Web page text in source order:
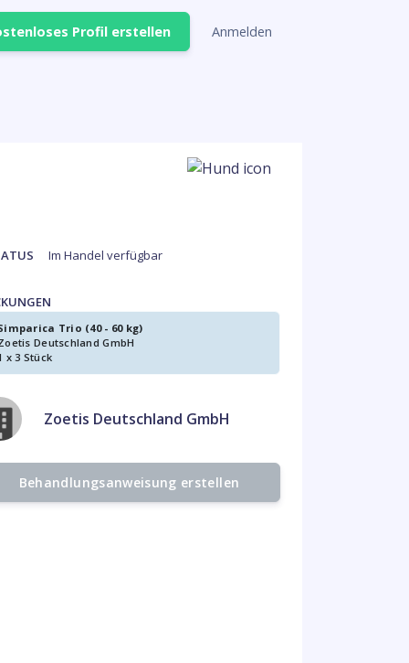
Profil erstellen Anmelden
Im Handel verfügbar
Trio (40 - 60 kg)
Deutschland GmbH
x 3 Stück
Zoetis Deutschland GmbH
Behandlungsanweisung erstellen